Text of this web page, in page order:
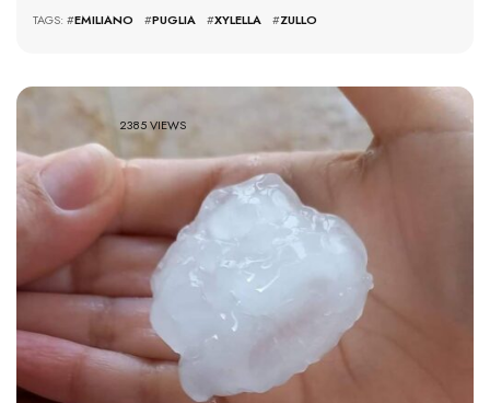
TAGS: #EMILIANO #PUGLIA #XYLELLA #ZULLO
2385 VIEWS